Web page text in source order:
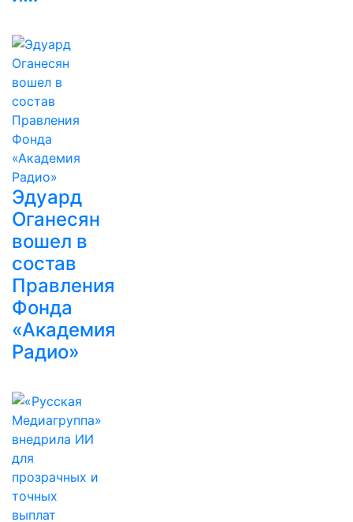
Эдуард
Оганесян
вошел в
состав
Правления
Фонда
«Академия
Радио»